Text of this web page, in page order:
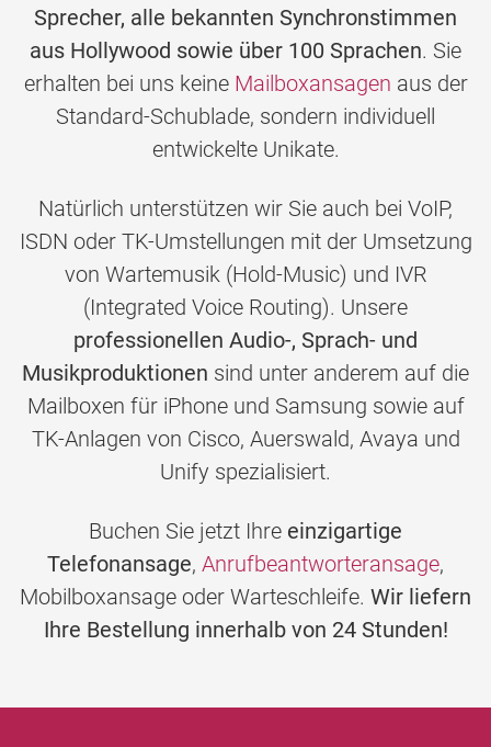
Sprecher, alle bekannten Synchronstimmen
aus Hollywood sowie über 100 Sprachen. Sie
erhalten bei uns keine Mailboxansagen aus der
Standard-Schublade, sondern individuell
entwickelte Unikate.
Natürlich unterstützen wir Sie auch bei VoIP,
ISDN oder TK-Umstellungen mit der Umsetzung
von Wartemusik (Hold-Music) und IVR
(Integrated Voice Routing). Unsere
professionellen Audio-, Sprach- und
Musikproduktionen sind unter anderem auf die
Mailboxen für iPhone und Samsung sowie auf
TK-Anlagen von Cisco, Auerswald, Avaya und
Unify spezialisiert.
Buchen Sie jetzt Ihre einzigartige
Telefonansage, Anrufbeantworteransage,
Mobilboxansage oder Warteschleife. Wir liefern
Ihre Bestellung innerhalb von 24 Stunden!